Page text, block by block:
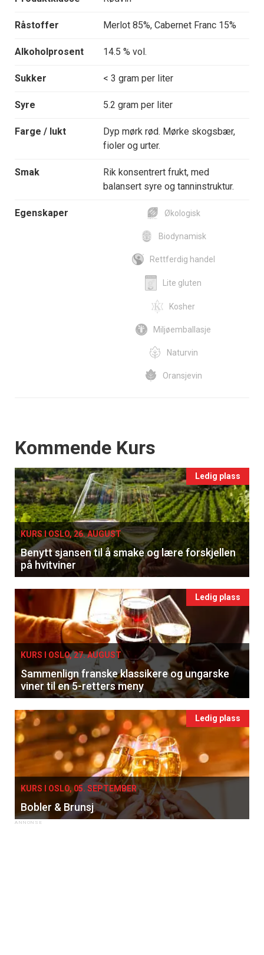
Råstoffer Merlot 85%, Cabernet Franc 15%
Alkoholprosent 14.5 % vol.
Sukker < 3 gram per liter
Syre 5.2 gram per liter
Farge / lukt
Dyp mørk rød. Mørke skogsbær,
fioler og urter.
Smak
Rik konsentrert frukt, med
balansert syre og tanninstruktur.
Egenskaper Økologisk
Biodynamisk
Rettferdig handel
Lite gluten
Kosher
Miljøemballasje
Naturvin
Oransjevin
Events
Kommende Kurs
Ledig plass
KURS I OSLO, 26. AUGUST
Benytt sjansen til å smake og lære forskjellen
på hvitviner
Ledig plass
KURS I OSLO, 27. AUGUST
Sammenlign franske klassikere og ungarske
viner til en 5-retters meny
Ledig plass
KURS I OSLO, 05. SEPTEMBER
Bobler & Brunsj